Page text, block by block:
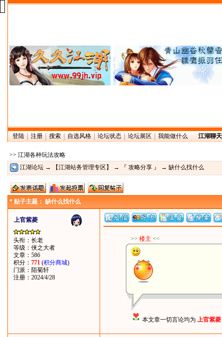
登陆 注册 搜索 自选风格 论坛状态 论坛展区 我能做什么 江湖聊
>> 江湖各种玩法攻略
江湖论坛 → 【江湖站务管理专区】 → 『 攻略分享 』 → 缺什么找什么
* 贴子主题： 缺什么找什么
上官紫菱
头衔：长老
等级：侠之大者
文章：586
积分： 771 (积分商城)
门派：陌菊轩
注册：2024/4/28
>> 楼主 <<
本文章一切言论均为 上官紫菱